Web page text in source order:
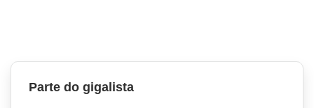
Parte do gigalista